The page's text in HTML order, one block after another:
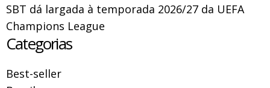
SBT dá largada à temporada 2026/27 da UEFA
Champions League
Categorias
Best-seller